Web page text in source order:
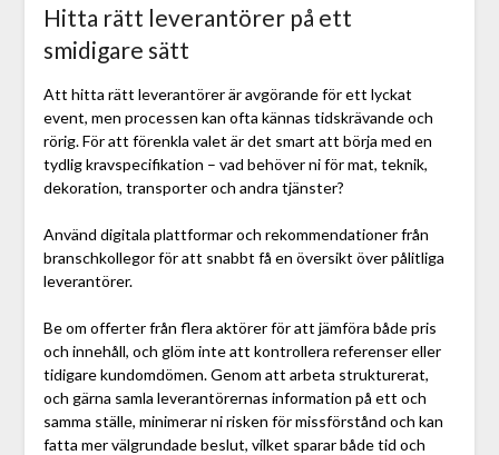
Hitta rätt leverantörer på ett
smidigare sätt
Att hitta rätt leverantörer är avgörande för ett lyckat
event, men processen kan ofta kännas tidskrävande och
rörig. För att förenkla valet är det smart att börja med en
tydlig kravspecifikation – vad behöver ni för mat, teknik,
dekoration, transporter och andra tjänster?
Använd digitala plattformar och rekommendationer från
branschkollegor för att snabbt få en översikt över pålitliga
leverantörer.
Be om offerter från flera aktörer för att jämföra både pris
och innehåll, och glöm inte att kontrollera referenser eller
tidigare kundomdömen. Genom att arbeta strukturerat,
och gärna samla leverantörernas information på ett och
samma ställe, minimerar ni risken för missförstånd och kan
fatta mer välgrundade beslut, vilket sparar både tid och